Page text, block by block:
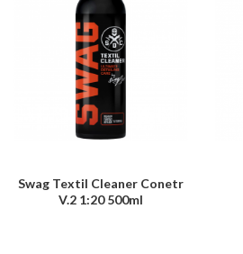
Swag Textil Cleaner Conetr
V.2 1:20 500ml